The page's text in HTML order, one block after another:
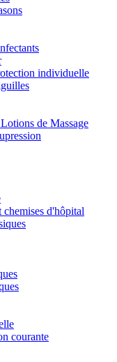
individuelle
de Massage
chemises d'hôpital
courante